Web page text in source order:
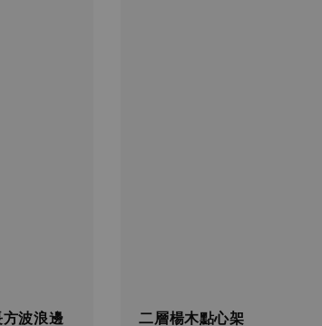
波浪邊
二層楊木點心架